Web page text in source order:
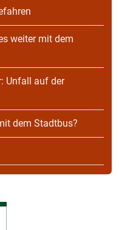
weiter mit dem
Unfall auf der
dem Stadtbus?